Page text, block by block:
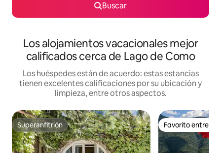
Buscar
Los alojamientos vacacionales mejor
calificados cerca de Lago de Como
Los huéspedes están de acuerdo: estas estancias
tienen excelentes calificaciones por su ubicación y
limpieza, entre otros aspectos.
Superanfitrión
Superanfitrión Favorito entre
Favorito entre